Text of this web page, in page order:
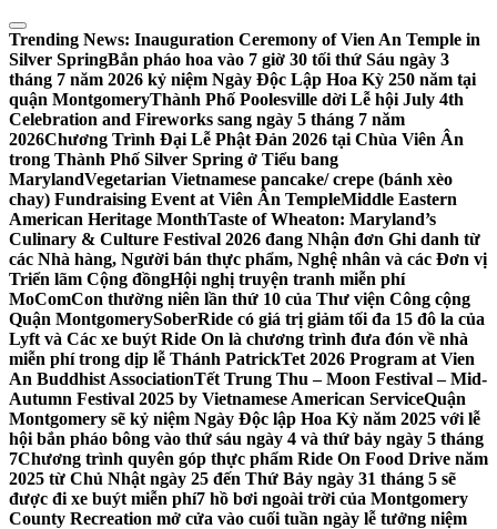
Trending News: Inauguration Ceremony of Vien An Temple in
Silver SpringBắn pháo hoa vào 7 giờ 30 tối thứ Sáu ngày 3
tháng 7 năm 2026 kỷ niệm Ngày Độc Lập Hoa Kỳ 250 năm tại
quận MontgomeryThành Phố Poolesville dời Lễ hội July 4th
Celebration and Fireworks sang ngày 5 tháng 7 năm
2026Chương Trình Đại Lễ Phật Đản 2026 tại Chùa Viên Ân
trong Thành Phố Silver Spring ở Tiểu bang
MarylandVegetarian Vietnamese pancake/ crepe (bánh xèo
chay) Fundraising Event at Viên Ân TempleMiddle Eastern
American Heritage MonthTaste of Wheaton: Maryland’s
Culinary & Culture Festival 2026 đang Nhận đơn Ghi danh từ
các Nhà hàng, Người bán thực phẩm, Nghệ nhân và các Đơn vị
Triển lãm Cộng đồngHội nghị truyện tranh miễn phí
MoComCon thường niên lần thứ 10 của Thư viện Công cộng
Quận MontgomerySoberRide có giá trị giảm tối đa 15 đô la của
Lyft và Các xe buýt Ride On là chương trình đưa đón về nhà
miễn phí trong dịp lễ Thánh PatrickTet 2026 Program at Vien
An Buddhist AssociationTết Trung Thu – Moon Festival – Mid-
Autumn Festival 2025 by Vietnamese American ServiceQuận
Montgomery sẽ kỷ niệm Ngày Độc lập Hoa Kỳ năm 2025 với lễ
hội bắn pháo bông vào thứ sáu ngày 4 và thứ bảy ngày 5 tháng
7Chương trình quyên góp thực phẩm Ride On Food Drive năm
2025 từ Chủ Nhật ngày 25 đến Thứ Bảy ngày 31 tháng 5 sẽ
được đi xe buýt miễn phí7 hồ bơi ngoài trời của Montgomery
County Recreation mở cửa vào cuối tuần ngày lễ tưởng niệm